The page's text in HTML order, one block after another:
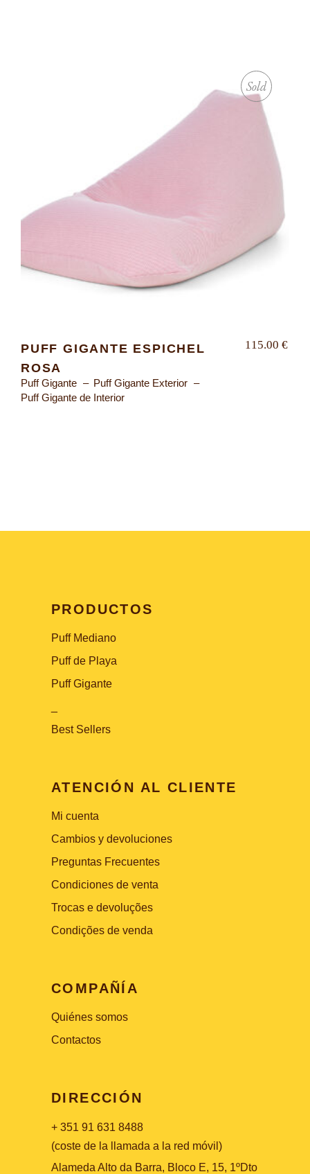
Sold
PUFF GIGANTE ESPICHEL
ROSA
Puff Gigante
Puff Gigante Exterior
Puff Gigante de Interior
115.00 €
PRODUCTOS
Puff Mediano
Puff de Playa
Puff Gigante
Best Sellers
ATENCIÓN AL CLIENTE
Mi cuenta
Cambios y devoluciones
Preguntas Frecuentes
Condiciones de venta
Trocas e devoluções
Condições de venda
COMPAÑÍA
Quiénes somos
Contactos
DIRECCIÓN
+ 351 91 631 8488
(coste de la llamada a la red móvil)
Alameda Alto da Barra, Bloco E, 15, 1ºDto